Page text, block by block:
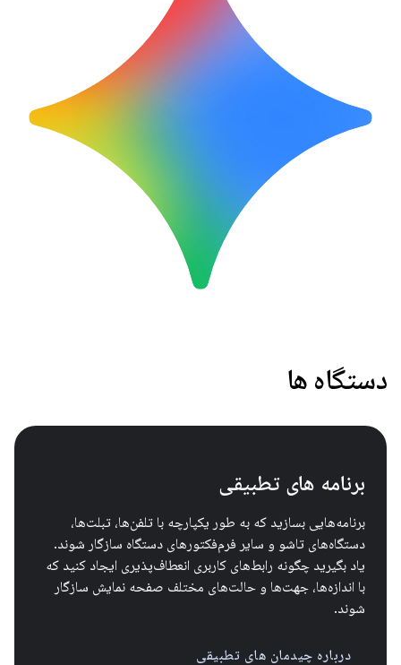
دستگاه ها
برنامه های تطبیقی
برنامه‌هایی بسازید که به طور یکپارچه با تلفن‌ها، تبلت‌ها،
دستگاه‌های تاشو و سایر فرم‌فکتورهای دستگاه سازگار شوند.
یاد بگیرید چگونه رابط‌های کاربری انعطاف‌پذیری ایجاد کنید که
با اندازه‌ها، جهت‌ها و حالت‌های مختلف صفحه نمایش سازگار
شوند.
درباره چیدمان های تطبیقی